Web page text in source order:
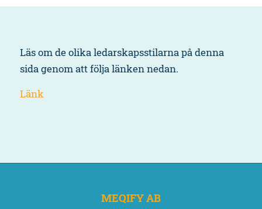
Läs om de olika ledarskapsstilarna på denna
sida genom att följa länken nedan.
Länk
MEQIFY AB